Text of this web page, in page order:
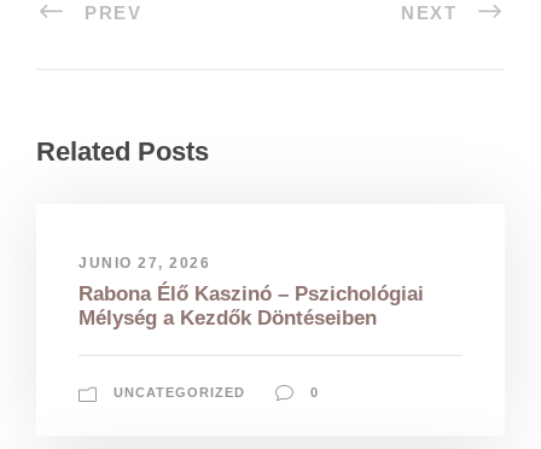
PREV NEXT
Related Posts
JUNIO 27, 2026
Rabona Élő Kaszinó – Pszichológiai
Mélység a Kezdők Döntéseiben
UNCATEGORIZED 0